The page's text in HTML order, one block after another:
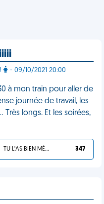
! - 09/10/2021 20:00
à mon train pour aller de
journée de travail, les
longs. Et les soirées,
TU L'AS BIEN MÉRITÉ 347